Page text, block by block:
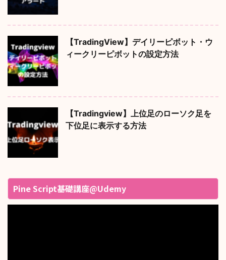
【TradingView】デイリーピボット・ウ
ィークリーピボットの設定方法
【Tradingview】上位足のローソク足を
下位足に表示する方法
Pine Script基礎講座@Udemy